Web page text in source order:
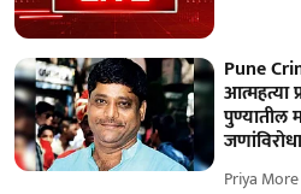
Pune
आत्महत्या
पुण्यातील
Priya More